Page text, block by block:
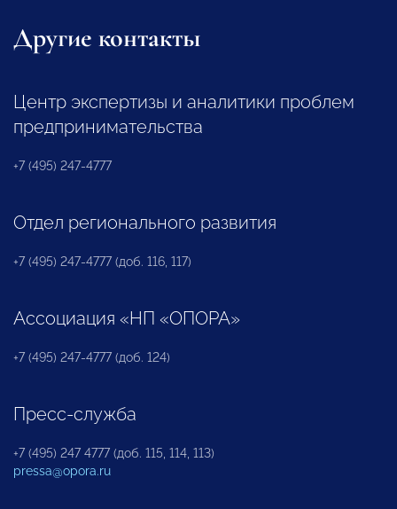
Другие контакты
Центр экспертизы и аналитики проблем
предпринимательства
+7 (495) 247-4777
Отдел регионального развития
+7 (495) 247-4777 (доб. 116, 117)
Ассоциация «НП «ОПОРА»
+7 (495) 247-4777 (доб. 124)
Пресс-служба
+7 (495) 247 4777 (доб. 115, 114, 113)
pressa@opora.ru